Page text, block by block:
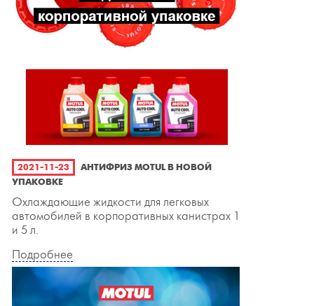
2021-11-23
АНТИФРИЗ MOTUL В НОВОЙ
УПАКОВКЕ
Охлаждающие жидкости для легковых
автомобилей в корпоративных канистрах 1
и 5 л.
Подробнее